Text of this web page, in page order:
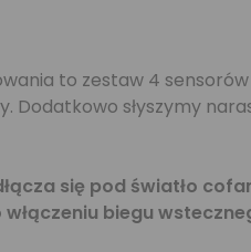
to zestaw 4
Dodatkowo słyszymy
się pod światło
biegu